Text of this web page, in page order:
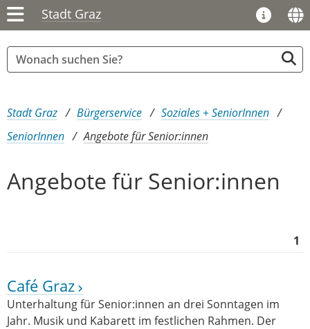
Stadt Graz
Sie sind hier:
Stadt Graz Bürgerservice
Soziales + SeniorInnen
SeniorInnen
Angebote für Senior:innen
Angebote für Senior:innen
1
Café Graz
Unterhaltung für Senior:innen an drei Sonntagen im
Jahr. Musik und Kabarett im festlichen Rahmen. Der